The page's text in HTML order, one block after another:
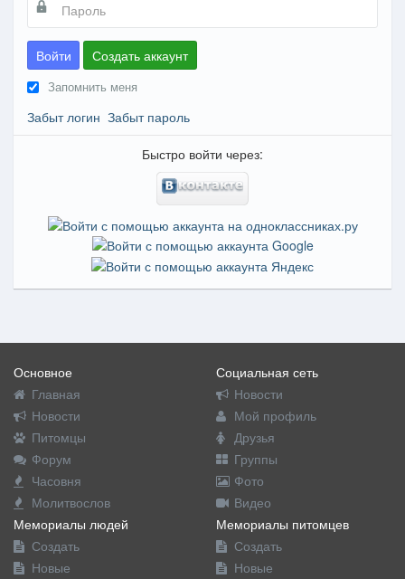
Войти Создать аккаунт
Запомнить меня
Забыт логин Забыт пароль
Быстро войти через:
Основное
Главная
Новости
Питомцы
Форум
Часовня
Молитвослов
Социальная сеть
Новости
Мой профиль
Друзья
Группы
Фото
Видео
Мемориалы людей
Создать
Новые
Мемориалы питомцев
Создать
Новые